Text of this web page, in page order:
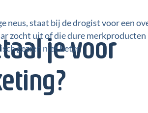
je voor
neus, staat bij de drogist voor een
zocht uit of die dure merkproducten
gezien niet beter.